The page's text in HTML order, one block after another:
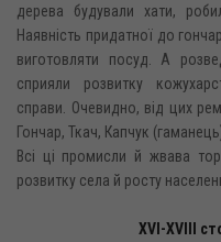
дерева будували хати,
Наявність придатної до
виготовляти посуд. А
сприяли розвитку
справи. Очевидно, від цих
Гончар, Ткач, Капчук
Всі ці промисли й жвава
розвитку села й росту
XVI-XVIII